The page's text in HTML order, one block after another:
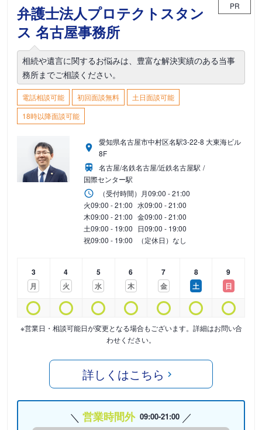
弁護士法人プロテクトスタン
ス 名古屋事務所
PR
相続や遺言に関するお悩みは、豊富な解決実績のある当事
務所までご相談ください。
電話相談可能 初回面談無料
土日面談可能
18時以降面談可能
愛知県名古屋市中村区名駅3-22-8 大東海ビル
8F
名古屋/名鉄名古屋/近鉄名古屋駅
国際センター駅
（受付時間） 月09:00 - 21:00
火09:00 - 21:00 水09:00 - 21:00
木09:00 - 21:00 金09:00 - 21:00
土09:00 - 19:00 日09:00 - 19:00
祝09:00 - 19:00 （定休日）なし
3
月
4
火
5
水
6
木
7
金
8
土
9
日
※営業日・相談可能日が変更となる場合もございます。詳細はお問い合
わせください。
詳しくはこちら
営業時間外 09:00-21:00